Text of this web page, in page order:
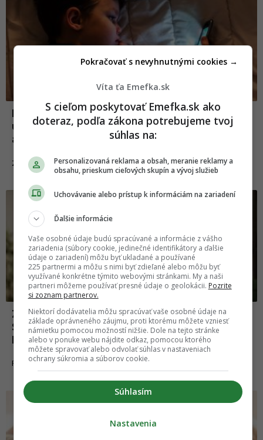
Nuž, s deťmi ťažko. 10 príspevkov, ktoré
ukazujú, že rodičovstvo je krásne, vtipné
aj vyčerpávajúce
ZÁBAVA 20.09.2025
Za starostlivosť o člena rodiny môžu
Slováci mesačne získať takmer 2-tisíc eur.
Nie je to však také jednoduché
FINANCIE
Víta ťa Emefka.sk
S cieľom poskytovať Emefka.sk ako
doteraz, podľa zákona potrebujeme tvoj
súhlas na:
Personalizovaná reklama a obsah, meranie reklamy a
obsahu, prieskum cieľových skupín a vývoj služieb
Uchovávanie alebo prístup k informáciám na zariadení
Ďalšie informácie
Vaše osobné údaje budú spracúvané a informácie z vášho
zariadenia (súbory cookie, jedinečné identifikátory a ďalšie
údaje o zariadení) môžu byť ukladané a používané
225 partnermi a môžu s nimi byť zdieľané alebo môžu byť
využívané konkrétne týmito webovými stránkami. My a naši
partneri môžeme používať presné údaje o geolokácii. Pozrite
si zoznam partnerov.
Niektorí dodávatelia môžu spracúvať vaše osobné údaje na
základe oprávneného záujmu, proti ktorému môžete vzniesť
námietku pomocou možností nižšie. Dole na tejto stránke
alebo v ponuke webu nájdite odkaz, pomocou ktorého
môžete spravovať alebo odvolať súhlas v nastaveniach
ochrany súkromia a súborov cookie.
Súhlasím
Pokračovať s nevyhnutnými cookies →
Nastavenia